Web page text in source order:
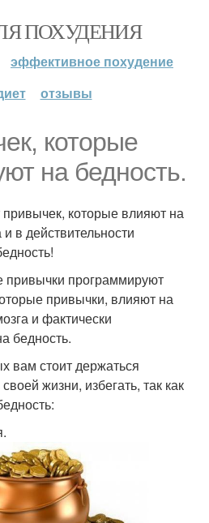
ПОХУДЕНИЯ
эффективное похудение
отзывы
которые
на бедность.
которые влияют на
в действительности
привычки программируют
привычки, влияют на
и фактически
бедность.
вам стоит держаться
жизни, избегать, так как